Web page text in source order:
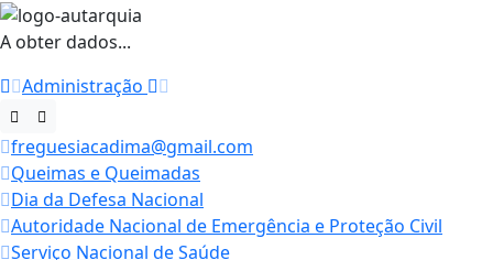
A obter dados...
Administração
freguesiacadima@gmail.com
Queimas e Queimadas
Dia da Defesa Nacional
Autoridade Nacional de Emergência e Proteção Civil
Serviço Nacional de Saúde